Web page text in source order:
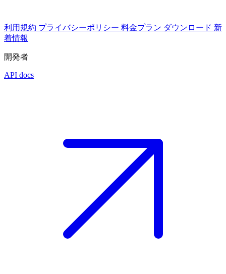
利用規約 プライバシーポリシー 料金プラン ダウンロード 新
着情報
開発者
API docs